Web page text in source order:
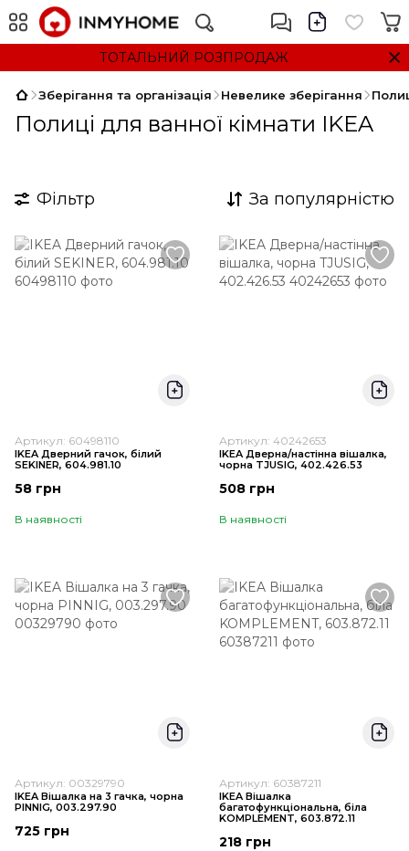
ТОТАЛЬНИЙ РОЗПРОДАЖ
Зберігання та організація Невелике зберігання
Полиці для ванної кімнати IKEA
Фільтр За популярністю
Артикул: 60498110
IKEA Дверний гачок, білий
SEKINER, 604.981.10
58 грн
В наявності
Артикул: 40242653
IKEA Дверна/настінна вішалка,
чорна TJUSIG, 402.426.53
508 грн
В наявності
Артикул: 00329790
IKEA Вішалка на 3 гачка, чорна
PINNIG, 003.297.90
725 грн
Артикул: 60387211
IKEA Вішалка
багатофункціональна, біла
KOMPLEMENT, 603.872.11
218 грн